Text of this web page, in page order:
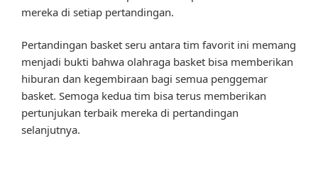
mereka di setiap pertandingan.
Pertandingan basket seru antara tim favorit ini memang
menjadi bukti bahwa olahraga basket bisa memberikan
hiburan dan kegembiraan bagi semua penggemar
basket. Semoga kedua tim bisa terus memberikan
pertunjukan terbaik mereka di pertandingan
selanjutnya.